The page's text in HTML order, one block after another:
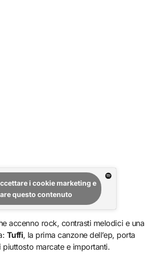
i cookie marketing e
questo contenuto
accenno rock, contrasti melodici e una
Tuffi, la prima canzone dell’ep, porta
piuttosto marcate e importanti.